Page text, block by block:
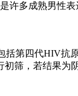
许多成熟男性
括第四代HIV抗
筛，若结果为